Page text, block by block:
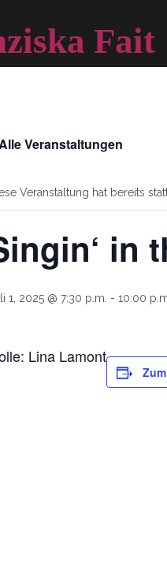
Fait
Veranstaltungen
Veranstaltung hat bereits
in
1, 2025 @ 7:30 p.m. - 10:00
Lina Lamont